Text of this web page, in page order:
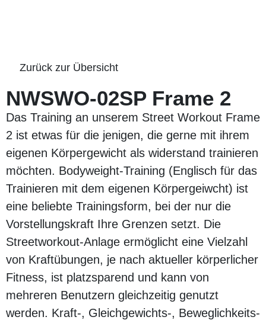
Zurück zur Übersicht
NWSWO-02SP Frame 2
Das Training an unserem Street Workout Frame
2 ist etwas für die jenigen, die gerne mit ihrem
eigenen Körpergewicht als widerstand trainieren
möchten. Bodyweight-Training (Englisch für das
Trainieren mit dem eigenen Körpergeiwcht) ist
eine beliebte Trainingsform, bei der nur die
Vorstellungskraft Ihre Grenzen setzt. Die
Streetworkout-Anlage ermöglicht eine Vielzahl
von Kraftübungen, je nach aktueller körperlicher
Fitness, ist platzsparend und kann von
mehreren Benutzern gleichzeitig genutzt
werden. Kraft-, Gleichgewichts-, Beweglichkeits-